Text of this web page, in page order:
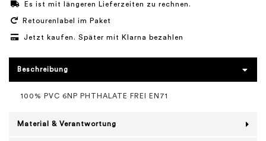
Es ist mit längeren Lieferzeiten zu rechnen.
Retourenlabel im Paket
Jetzt kaufen. Später mit Klarna bezahlen
Beschreibung
100% PVC 6NP PHTHALATE FREI EN71
Material & Verantwortung